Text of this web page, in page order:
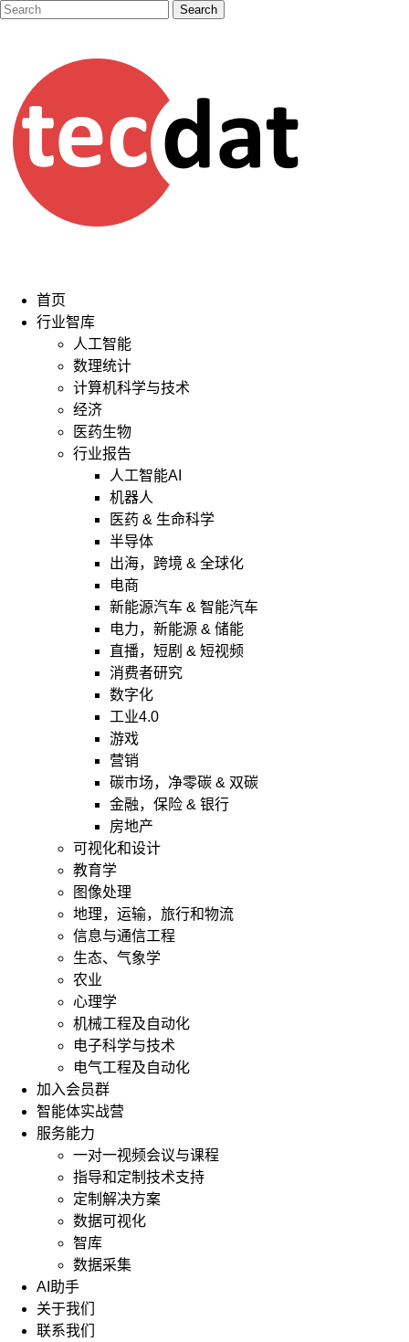
首页
行业智库
人工智能
数理统计
计算机科学与技术
经济
医药生物
行业报告
人工智能AI
机器人
医药 & 生命科学
半导体
出海，跨境 & 全球化
电商
新能源汽车 & 智能汽车
电力，新能源 & 储能
直播，短剧 & 短视频
消费者研究
数字化
工业4.0
游戏
营销
碳市场，净零碳 & 双碳
金融，保险 & 银行
房地产
可视化和设计
教育学
图像处理
地理，运输，旅行和物流
信息与通信工程
生态、气象学
农业
心理学
机械工程及自动化
电子科学与技术
电气工程及自动化
加入会员群
智能体实战营
服务能力
一对一视频会议与课程
指导和定制技术支持
定制解决方案
数据可视化
智库
数据采集
AI助手
关于我们
联系我们